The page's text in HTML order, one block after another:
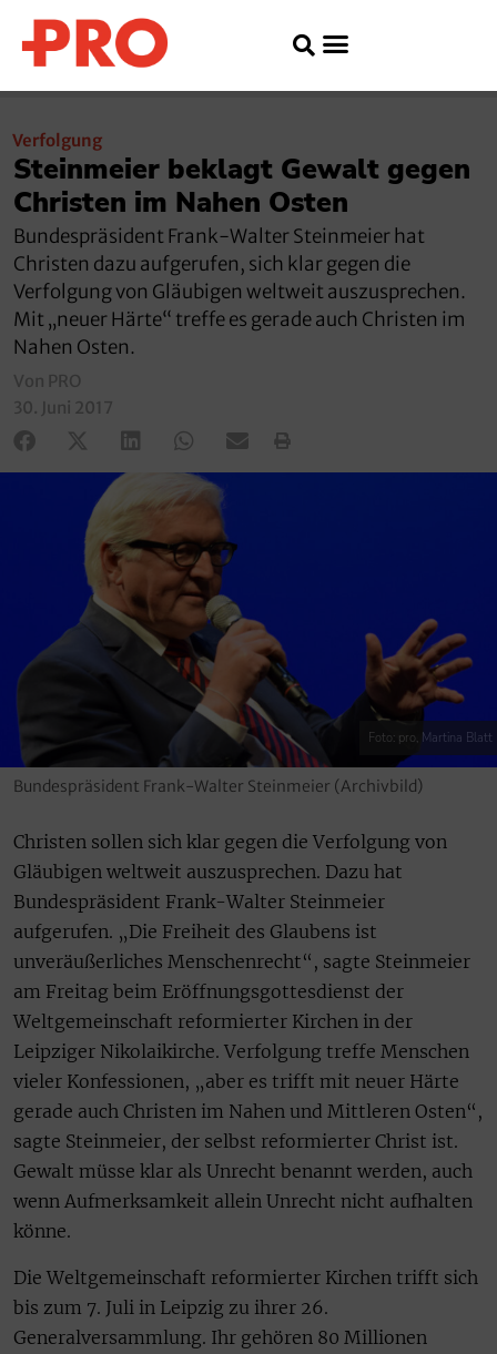
Verfolgung
Steinmeier beklagt Gewalt gegen
Christen im Nahen Osten
Bundespräsident Frank-Walter Steinmeier hat
Christen dazu aufgerufen, sich klar gegen die
Verfolgung von Gläubigen weltweit auszusprechen.
Mit „neuer Härte“ treffe es gerade auch Christen im
Nahen Osten.
Von PRO
30. Juni 2017
Foto: pro, Martina Blatt
Bundespräsident Frank-Walter Steinmeier (Archivbild)
Christen sollen sich klar gegen die Verfolgung von
Gläubigen weltweit auszusprechen. Dazu hat
Bundespräsident Frank-Walter Steinmeier
aufgerufen. „Die Freiheit des Glaubens ist
unveräußerliches Menschenrecht“, sagte Steinmeier
am Freitag beim Eröffnungsgottesdienst der
Weltgemeinschaft reformierter Kirchen in der
Leipziger Nikolaikirche. Verfolgung treffe Menschen
vieler Konfessionen, „aber es trifft mit neuer Härte
gerade auch Christen im Nahen und Mittleren Osten“,
sagte Steinmeier, der selbst reformierter Christ ist.
Gewalt müsse klar als Unrecht benannt werden, auch
wenn Aufmerksamkeit allein Unrecht nicht aufhalten
könne.
Die Weltgemeinschaft reformierter Kirchen trifft sich
bis zum 7. Juli in Leipzig zu ihrer 26.
Generalversammlung. Ihr gehören 80 Millionen